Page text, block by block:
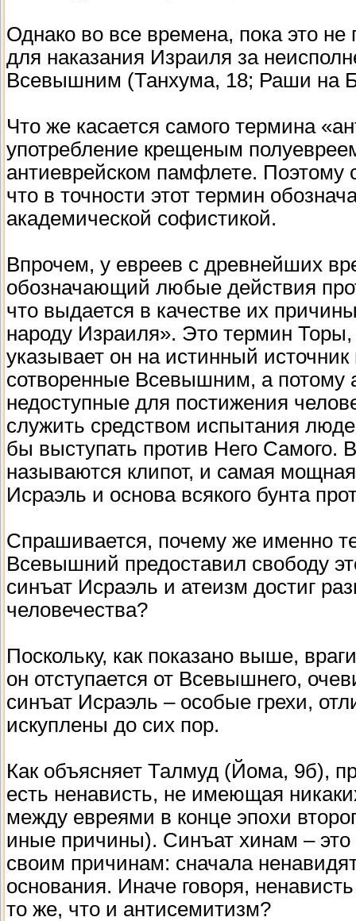
Однако во все времена, пока это
для наказания Израиля за
Всевышним (Танхума, 18; Раши на
Что же касается самого термина
употребление крещеным
антиеврейском памфлете. Поэтому
что в точности этот термин
академической софистикой.
Впрочем, у евреев с древнейших
обозначающий любые действия
что выдается в качестве их
народу Израиля». Это термин
указывает он на истинный
сотворенные Всевышним, а потому
недоступные для постижения
служить средством испытания
бы выступать против Него Самого.
называются клипот, и самая
Исраэль и основа всякого бунта
Спрашивается, почему же именно
Всевышний предоставил свободу
синъат Исраэль и атеизм достиг
человечества?
Поскольку, как показано выше,
он отступается от Всевышнего,
синъат Исраэль – особые грехи,
искуплены до сих пор.
Как объясняет Талмуд (Йома, 9б),
есть ненависть, не имеющая
между евреями в конце эпохи
иные причины). Синъат хинам – это
своим причинам: сначала
основания. Иначе говоря,
то же, что и антисемитизм?